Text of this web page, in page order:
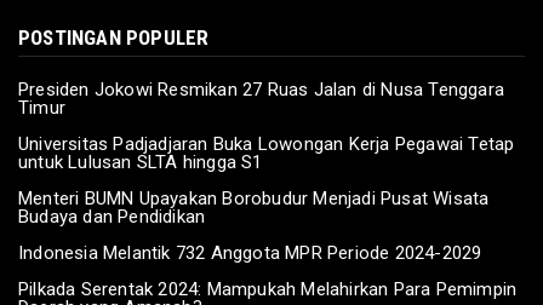
POSTINGAN POPULER
Presiden Jokowi Resmikan 27 Ruas Jalan di Nusa Tenggara
Timur
Universitas Padjadjaran Buka Lowongan Kerja Pegawai Tetap
untuk Lulusan SLTA hingga S1
Menteri BUMN Upayakan Borobudur Menjadi Pusat Wisata
Budaya dan Pendidikan
Indonesia Melantik 732 Anggota MPR Periode 2024-2029
Pilkada Serentak 2024: Mampukah Melahirkan Para Pemimpin